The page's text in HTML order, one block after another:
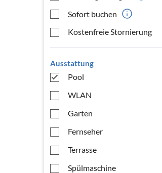
Sofort buchen
Kostenfreie Stornierung
Ausstattung
Pool
WLAN
Garten
Fernseher
Terrasse
Spülmaschine